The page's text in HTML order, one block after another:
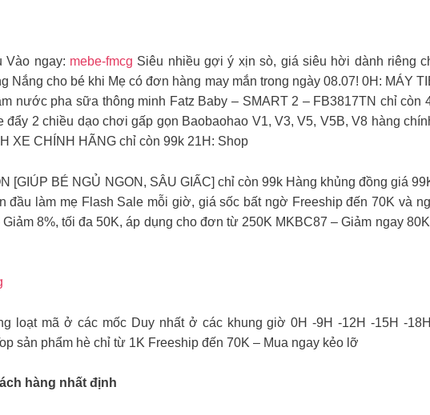
Vào ngay: mebe-fmcg Siêu nhiều gợi ý xịn sò, giá siêu hời dành riêng
Nắng cho bé khi Mẹ có đơn hàng may mắn trong ngày 08.07! 0H: MÁY
nước pha sữa thông minh Fatz Baby – SMART 2 – FB3817TN chỉ
đẩy 2 chiều dạo chơi gấp gọn Baobaohao V1, V3, V5, V5B, V8 hàng
XE CHÍNH HÃNG chỉ còn 99k 21H: Shop
[GIÚP BÉ NGỦ NGON, SÂU GIẤC] chỉ còn 99k Hàng khủng đồng giá
đầu làm mẹ Flash Sale mỗi giờ, giá sốc bất ngờ Freeship đến 70K và
8%, tối đa 50K, áp dụng cho đơn từ 250K MKBC87 – Giảm ngay
loạt mã ở các mốc Duy nhất ở các khung giờ 0H -9H -12H -15H -
sản phẩm hè chỉ từ 1K Freeship đến 70K – Mua ngay kẻo lỡ
hàng nhất định